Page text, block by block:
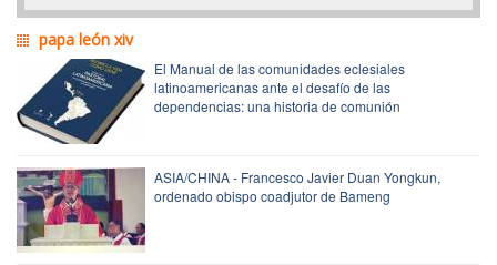
papa león xiv
El Manual de las comunidades eclesiales
latinoamericanas ante el desafío de las
dependencias: una historia de comunión
ASIA/CHINA - Francesco Javier Duan Yongkun,
ordenado obispo coadjutor de Bameng